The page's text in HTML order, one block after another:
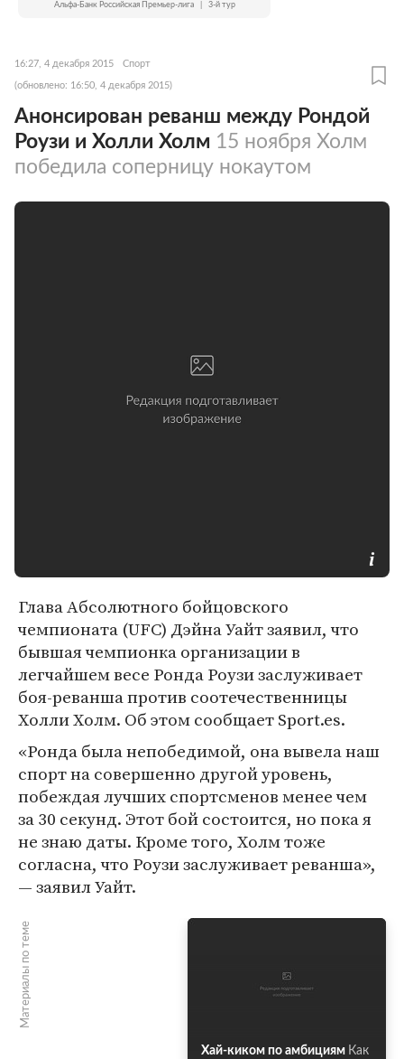
Альфа-Банк Российская Премьер-лига 3-й тур
16:27, 4 декабря 2015 Спорт
(обновлено: 16:50, 4 декабря 2015)
Анонсирован реванш между Рондой
Роузи и Холли Холм 15 ноября Холм
победила соперницу нокаутом
Глава Абсолютного бойцовского
чемпионата (UFC) Дэйна Уайт заявил, что
бывшая чемпионка организации в
легчайшем весе Ронда Роузи заслуживает
боя-реванша против соотечественницы
Холли Холм. Об этом сообщает Sport.es.
«Ронда была непобедимой, она вывела наш
спорт на совершенно другой уровень,
побеждая лучших спортсменов менее чем
за 30 секунд. Этот бой состоится, но пока я
не знаю даты. Кроме того, Холм тоже
согласна, что Роузи заслуживает реванша»,
— заявил Уайт.
Материалы по теме
Хай-киком по амбициям Как